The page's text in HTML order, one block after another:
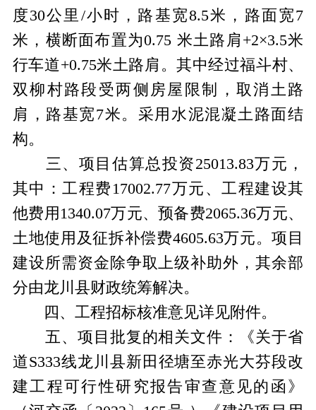
度30公里 /小时，路基宽8.5米，路面宽7
米，横断面布置为0.75 米土路肩 +2×3.5米
行车道+0.75米土路肩。其中经过福斗村、
双柳村路段受两侧房屋限制，取消土路
肩，路基宽7米。采用水泥混凝土路面结
构。
三、项目估算总投资25013.83万元，
其中：工程费 17002.77万元、工程建设其
他费用 1340.07万元、预备费2065.36万元、
土地使用及征拆补偿费4605.63万元。项目
建设所需资金除争取上级补助外，其余部
分由龙川县财政统筹解决。
四、工程招标核准意见详见附件。
五、项目批复的相关文件：《关于省
道S333线龙川县新田径塘至赤光大芬段改
建工程可行性研究报告审查意见的函》